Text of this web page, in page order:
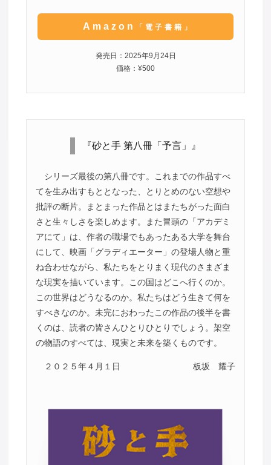
Amazon 「電子書籍」
発売日：2025年9月24日
価格：¥500
『砂と手 第八冊「予言」』
シリーズ最後の第八冊です。これまでの作品すべ
てを生み出すもととなった、とりとめのない空想や
批評の断片。まとまった作品とはまたちがった面白
さと生々しさを楽しめます。また冒頭の「アカデミ
アにて」は、作者の職場でもあったある大学を舞台
にして、映画「グラディエーター」の登場人物と重
ね合わせながら、私たちをとりまく現代のさまざま
な現実を描いています。この国はどこへ行くのか。
この世界はどうなるのか。私たちはどう生きて何を
すべきなのか。未完におわったこの作品の後半を書
くのは、読者の皆さんひとりひとりでしょう。架空
の物語のすべては、現実と未来を築くものです。
２０２５年４月１日 板坂 耀子